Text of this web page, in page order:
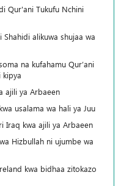
Qur'ani Tukufu Nchini
alikuwa shujaa wa
na kufahamu Qur’ani
kipya
ajili ya Arbaeen
usalama wa hali ya Juu
Iraq kwa ajili ya Arbaeen
Hizbullah ni ujumbe wa
kwa bidhaa zitokazo